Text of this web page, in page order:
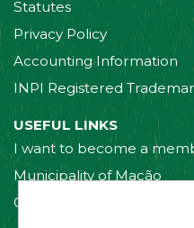
Statutes
Privacy Policy
Accounting Information
INPI Registered
USEFUL LINKS
I want to become a
Municipality of Mação
Contact us